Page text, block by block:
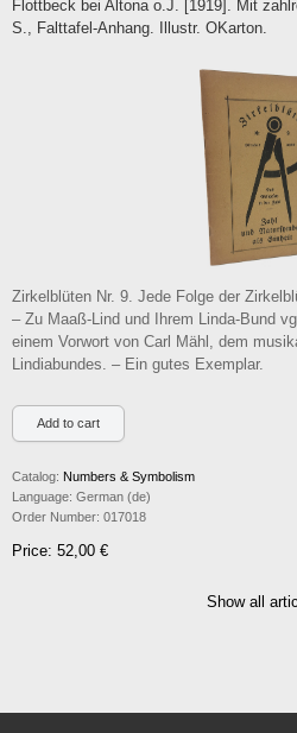
Terms
Flottbeck bei Altona o.J. [1919]. Mit
S., Falttafel-Anhang. Illustr. OKarton.
Zirkelblüten Nr. 9. Jede Folge der
– Zu Maaß-Lind und Ihrem Linda-Bund
einem Vorwort von Carl Mähl, dem
Lindiabundes. – Ein gutes Exemplar.
Catalog: Numbers & Symbolism
Language: German (de)
Order Number: 017018
Price: 52,00 €
Show all